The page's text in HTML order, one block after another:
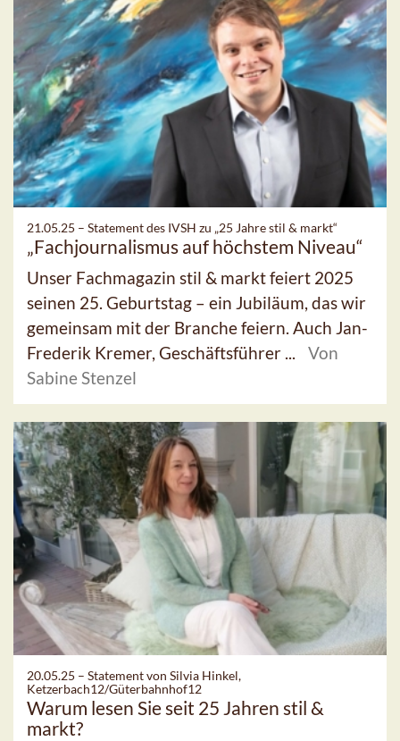
21.05.25 – Statement des IVSH zu „25 Jahre stil & markt“
„Fachjournalismus auf höchstem Niveau“
Unser Fachmagazin stil & markt feiert 2025
seinen 25. Geburtstag – ein Jubiläum, das wir
gemeinsam mit der Branche feiern. Auch Jan-
Frederik Kremer, Geschäftsführer ...
Von
Sabine Stenzel
20.05.25 – Statement von Silvia Hinkel,
Ketzerbach12/Güterbahnhof12
Warum lesen Sie seit 25 Jahren stil &
markt?